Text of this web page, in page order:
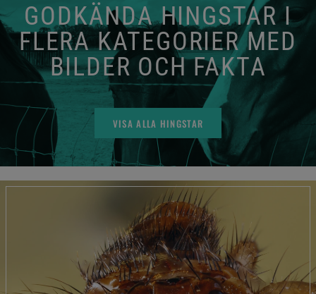
GODKÄNDA HINGSTAR I
FLERA KATEGORIER MED
BILDER OCH FAKTA
VISA ALLA HINGSTAR